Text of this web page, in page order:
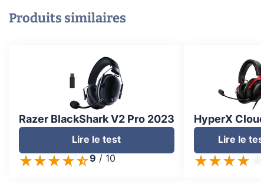
Produits similaires
Razer BlackShark V2 Pro 2023
Lire le test
9 / 10
HyperX
Lire le